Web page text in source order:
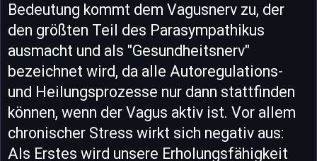
Bedeutung kommt dem Vagusnerv zu, der
den größten Teil des Parasympathikus
ausmacht und als "Gesundheitsnerv"
bezeichnet wird, da alle Autoregulations-
und Heilungsprozesse nur dann stattfinden
können, wenn der Vagus aktiv ist. Vor allem
chronischer Stress wirkt sich negativ aus:
Als Erstes wird unsere Erholungsfähigkeit